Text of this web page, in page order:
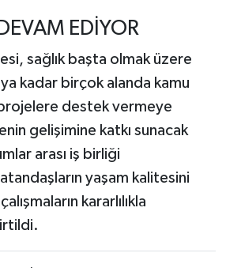
EDİYOR
sağlık başta olmak üzere
kadar birçok alanda kamu
destek vermeye
gelişimine katkı sunacak
arası iş birliği
yaşam kalitesini
kararlılıkla